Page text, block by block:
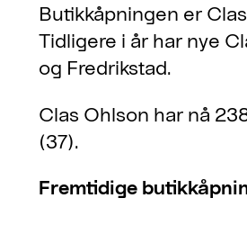
Butikkåpningen er
Tidligere i år har nye
og Fredrikstad.
Clas Ohlson har nå
(37).
Fremtidige